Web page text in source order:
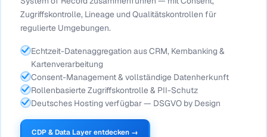
Zugriffskontrolle, Lineage und Qualitätskontrollen für
regulierte Umgebungen.
Echtzeit-Datenaggregation aus CRM, Kernbanking &
Kartenverarbeitung
Consent-Management & vollständige Datenherkunft
Rollenbasierte Zugriffskontrolle & PII-Schutz
Deutsches Hosting verfügbar — DSGVO by Design
CDP & Data Layer entdecken →